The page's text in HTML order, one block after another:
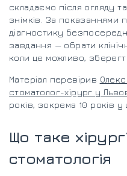
складаємо після огляду
знімків. За показаннями
діагностику
завдання — обрати
коли це можливо,
Матеріал перевірив
стоматолог-хірург у
років, зокрема 10 років у
Що таке
стоматологія